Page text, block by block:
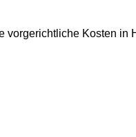
vorgerichtliche Kosten in